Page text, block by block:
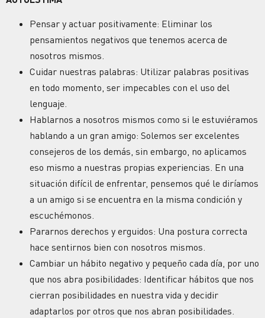
Pensar y actuar positivamente: Eliminar los
pensamientos negativos que tenemos acerca de
nosotros mismos.
Cuidar nuestras palabras: Utilizar palabras positivas
en todo momento, ser impecables con el uso del
lenguaje.
Hablarnos a nosotros mismos como si le estuviéramos
hablando a un gran amigo: Solemos ser excelentes
consejeros de los demás, sin embargo, no aplicamos
eso mismo a nuestras propias experiencias. En una
situación difícil de enfrentar, pensemos qué le diríamos
a un amigo si se encuentra en la misma condición y
escuchémonos.
Pararnos derechos y erguidos: Una postura correcta
hace sentirnos bien con nosotros mismos.
Cambiar un hábito negativo y pequeño cada día, por uno
que nos abra posibilidades: Identificar hábitos que nos
cierran posibilidades en nuestra vida y decidir
adaptarlos por otros que nos abran posibilidades.